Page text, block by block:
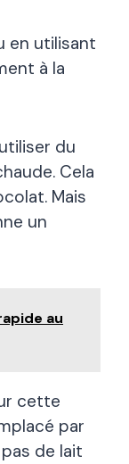
en utilisant
à la
du
Cela
Mais
un
au
cette
par
de lait